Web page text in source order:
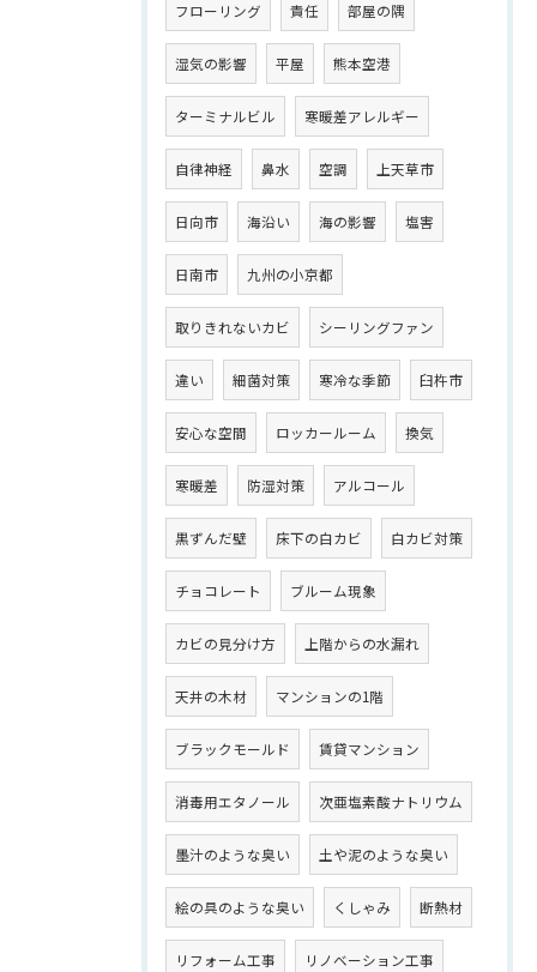
フローリング 責任 部屋の隅
湿気の影響 平屋 熊本空港
ターミナルビル 寒暖差アレルギー
自律神経 鼻水 空調 上天草市
日向市 海沿い 海の影響 塩害
日南市 九州の小京都
取りきれないカビ シーリングファン
違い 細菌対策 寒冷な季節 臼杵市
安心な空間 ロッカールーム 換気
寒暖差 防湿対策 アルコール
黒ずんだ壁 床下の白カビ 白カビ対策
チョコレート ブルーム現象
カビの見分け方 上階からの水漏れ
天井の木材 マンションの1階
ブラックモールド 賃貸マンション
消毒用エタノール 次亜塩素酸ナトリウム
墨汁のような臭い 土や泥のような臭い
絵の具のような臭い くしゃみ 断熱材
リフォーム工事 リノベーション工事